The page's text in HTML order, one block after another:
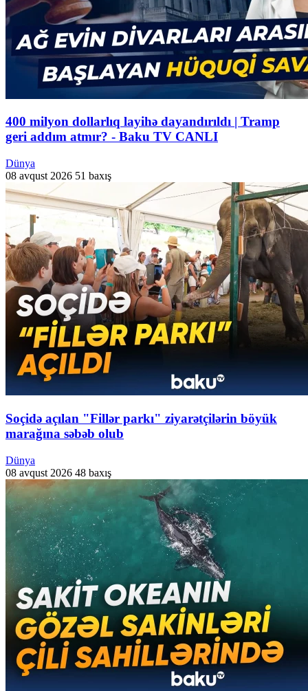
400 milyon dollarlıq layihə dayandırıldı | Tramp
geri addım atmır? - Baku TV CANLI
Dünya
08 avqust 2026 51 baxış
Soçidə açılan "Fillər parkı" ziyarətçilərin böyük
marağına səbəb olub
Dünya
08 avqust 2026 48 baxış